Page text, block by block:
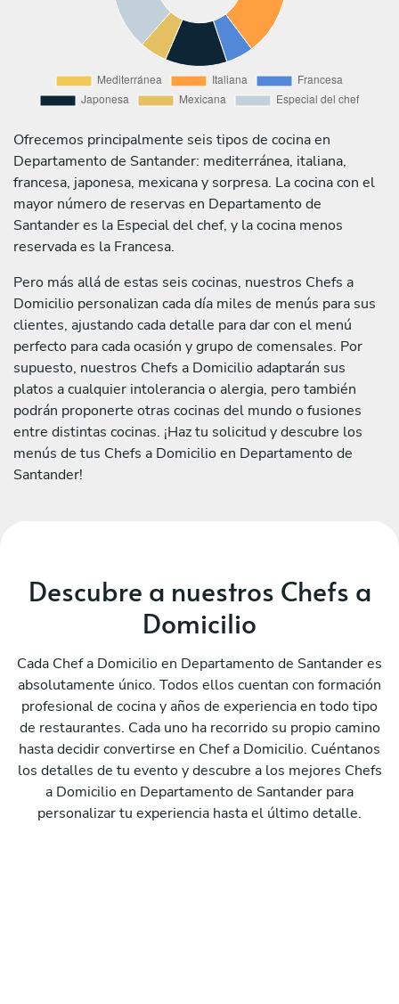
Ofrecemos principalmente seis tipos de cocina en
Departamento de Santander: mediterránea, italiana,
francesa, japonesa, mexicana y sorpresa. La cocina con el
mayor número de reservas en Departamento de
Santander es la Especial del chef, y la cocina menos
reservada es la Francesa.
Pero más allá de estas seis cocinas, nuestros Chefs a
Domicilio personalizan cada día miles de menús para sus
clientes, ajustando cada detalle para dar con el menú
perfecto para cada ocasión y grupo de comensales. Por
supuesto, nuestros Chefs a Domicilio adaptarán sus
platos a cualquier intolerancia o alergia, pero también
podrán proponerte otras cocinas del mundo o fusiones
entre distintas cocinas. ¡Haz tu solicitud y descubre los
menús de tus Chefs a Domicilio en Departamento de
Santander!
Descubre a nuestros Chefs a
Domicilio
Cada Chef a Domicilio en Departamento de Santander es
absolutamente único. Todos ellos cuentan con formación
profesional de cocina y años de experiencia en todo tipo
de restaurantes. Cada uno ha recorrido su propio camino
hasta decidir convertirse en Chef a Domicilio. Cuéntanos
los detalles de tu evento y descubre a los mejores Chefs
a Domicilio en Departamento de Santander para
personalizar tu experiencia hasta el último detalle.